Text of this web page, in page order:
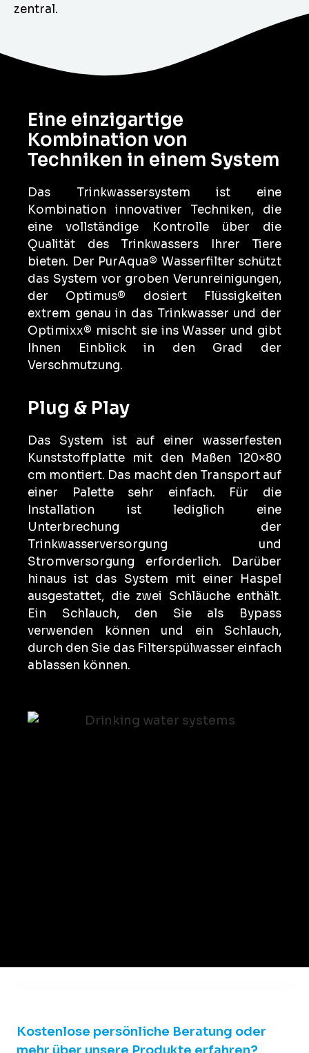
zentral.
Eine einzigartige
Kombination von
Techniken in einem System
Das Trinkwassersystem ist eine
Kombination innovativer Techniken, die
eine vollständige Kontrolle über die
Qualität des Trinkwassers Ihrer Tiere
bieten. Der PurAqua® Wasserfilter schützt
das System vor groben Verunreinigungen,
der Optimus® dosiert Flüssigkeiten
extrem genau in das Trinkwasser und der
Optimixx® mischt sie ins Wasser und gibt
Ihnen Einblick in den Grad der
Verschmutzung.
Plug & Play
Das System ist auf einer wasserfesten
Kunststoffplatte mit den Maßen 120×80
cm montiert. Das macht den Transport auf
einer Palette sehr einfach. Für die
Installation ist lediglich eine
Unterbrechung der
Trinkwasserversorgung und
Stromversorgung erforderlich. Darüber
hinaus ist das System mit einer Haspel
ausgestattet, die zwei Schläuche enthält.
Ein Schlauch, den Sie als Bypass
verwenden können und ein Schlauch,
durch den Sie das Filterspülwasser einfach
ablassen können.
Kostenlose persönliche Beratung oder